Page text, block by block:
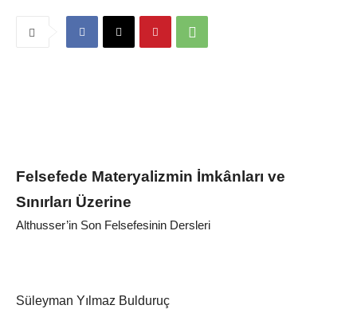
Felsefede Materyalizmin İmkânları ve
Sınırları Üzerine
Althusser’in Son Felsefesinin Dersleri
Süleyman Yılmaz Bulduruç